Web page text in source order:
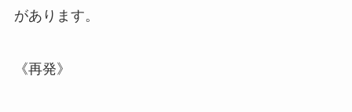
があります。
《再発》